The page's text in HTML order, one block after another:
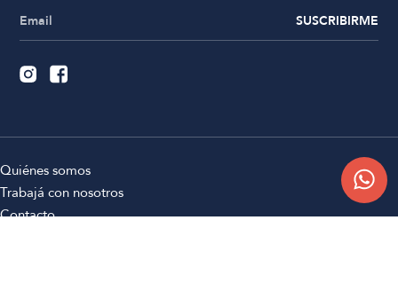
SUSCRIBIRME
Quiénes somos
Trabajá con nosotros
Contacto